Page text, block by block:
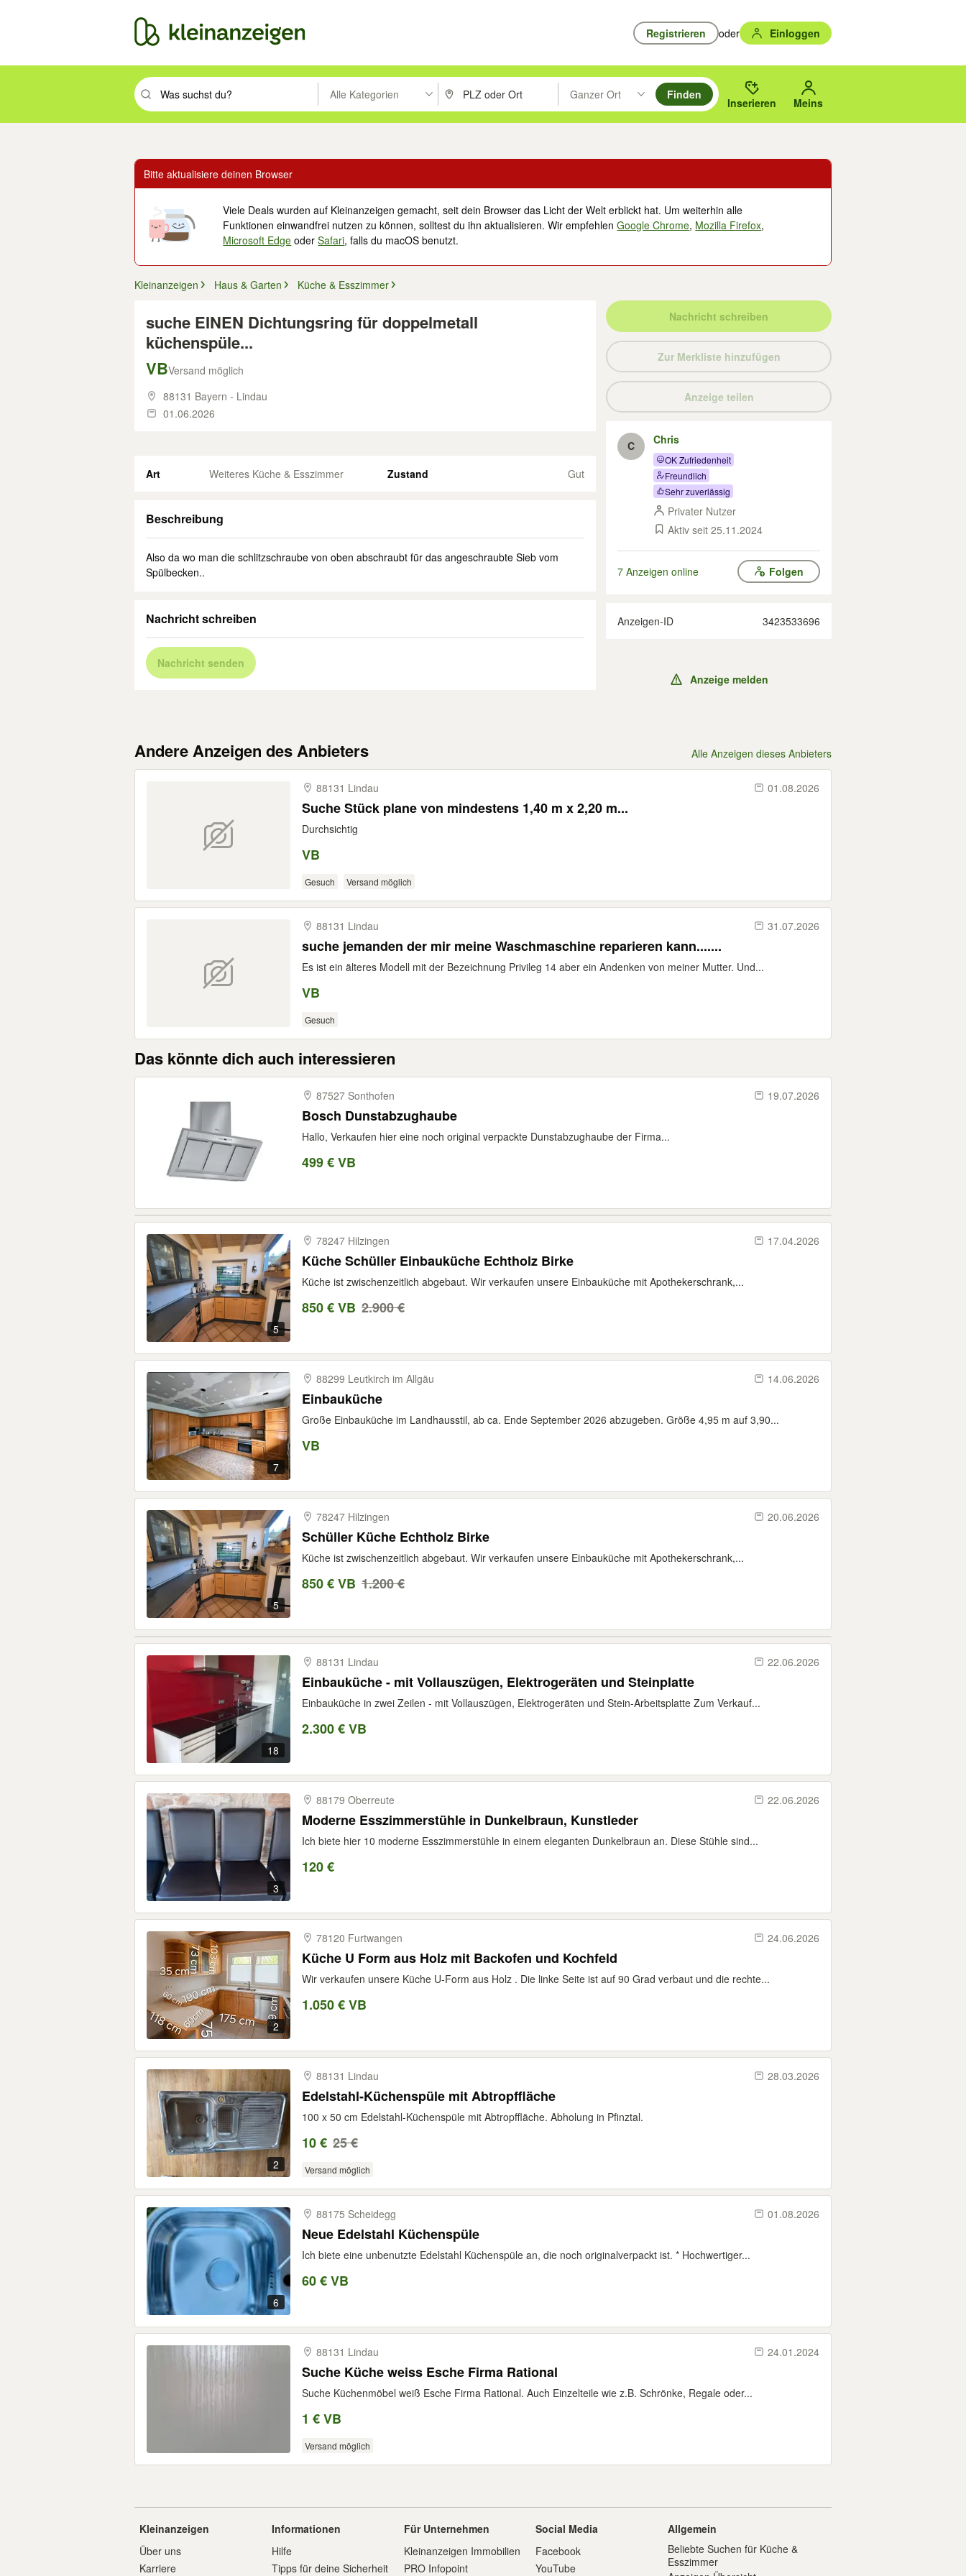
Registrieren oder Einloggen
Suchbegriff eingeben. Eingabetaste drücken um zu suchen, oder Vorschläge mit den Pfeiltasten nach oben/unten durchsuchen und mit Eingabetaste auswählen.
Alle Kategorien PLZ oder Ort eingeben. Eingabetaste drücken um zu suchen, oder Vorschläge mit den Pfeiltasten nach oben/
Ganzer Ort
Suche im Umkreis des gewählten Orts oder PLZ.
Finden
Inserieren Meins
Bitte aktualisiere deinen Browser
Viele Deals wurden auf Kleinanzeigen gemacht, seit dein Browser das Licht der Welt erblickt hat. Um weiterhin alle
Funktionen einwandfrei nutzen zu können, solltest du ihn aktualisieren. Wir empfehlenGoogle Chrome, Mozilla Firefox,
Microsoft Edge oderSafari, falls du macOS benutzt.
Kleinanzeigen Haus & Garten Küche & Esszimmer
suche EINEN Dichtungsring für doppelmetall
küchenspüle...
VBVersand möglich
88131 Bayern - Lindau
01.06.2026
Art Weiteres Küche & Esszimmer Zustand Gut
Beschreibung
Also da wo man die schlitzschraube von oben abschraubt für das angeschraubte Sieb vom
Spülbecken..
Nachricht schreiben
Nachricht senden
Nachricht schreiben
Zur Merkliste hinzufügen
Anzeige teilen
C Chris
OK Zufriedenheit
Freundlich
Sehr zuverlässig
Privater Nutzer
Aktiv seit 25.11.2024
7 Anzeigen online Folgen
Anzeigen-ID 3423533696
Anzeige melden
Andere Anzeigen des Anbieters Alle Anzeigen dieses Anbieters
88131 Lindau 01.08.2026
Suche Stück plane von mindestens 1,40 m x 2,20 m...
Durchsichtig
VB
Gesuch Versand möglich
88131 Lindau 31.07.2026
suche jemanden der mir meine Waschmaschine reparieren kann.......
Es ist ein älteres Modell mit der Bezeichnung Privileg 14 aber ein Andenken von meiner Mutter. Und...
VB
Gesuch
Das könnte dich auch interessieren
87527 Sonthofen 19.07.2026
Bosch Dunstabzughaube
Hallo, Verkaufen hier eine noch original verpackte Dunstabzughaube der Firma...
499 € VB
5
78247 Hilzingen 17.04.2026
Küche Schüller Einbauküche Echtholz Birke
Küche ist zwischenzeitlich abgebaut. Wir verkaufen unsere Einbauküche mit Apothekerschrank,...
850 € VB 2.900 €
7
88299 Leutkirch im Allgäu 14.06.2026
Einbauküche
Große Einbauküche im Landhausstil, ab ca. Ende September 2026 abzugeben. Größe 4,95 m auf 3,90...
VB
5
78247 Hilzingen 20.06.2026
Schüller Küche Echtholz Birke
Küche ist zwischenzeitlich abgebaut. Wir verkaufen unsere Einbauküche mit Apothekerschrank,...
850 € VB 1.200 €
18
88131 Lindau 22.06.2026
Einbauküche - mit Vollauszügen, Elektrogeräten und Steinplatte
Einbauküche in zwei Zeilen - mit Vollauszügen, Elektrogeräten und Stein-Arbeitsplatte Zum Verkauf...
2.300 € VB
3
88179 Oberreute 22.06.2026
Moderne Esszimmerstühle in Dunkelbraun, Kunstleder
Ich biete hier 10 moderne Esszimmerstühle in einem eleganten Dunkelbraun an. Diese Stühle sind...
120 €
2
78120 Furtwangen 24.06.2026
Küche U Form aus Holz mit Backofen und Kochfeld
Wir verkaufen unsere Küche U-Form aus Holz . Die linke Seite ist auf 90 Grad verbaut und die rechte...
1.050 € VB
2
88131 Lindau 28.03.2026
Edelstahl-Küchenspüle mit Abtropffläche
100 x 50 cm Edelstahl-Küchenspüle mit Abtropffläche. Abholung in Pfinztal.
10 € 25 €
Versand möglich
6
88175 Scheidegg 01.08.2026
Neue Edelstahl Küchenspüle
Ich biete eine unbenutzte Edelstahl Küchenspüle an, die noch originalverpackt ist. * Hochwertiger...
60 € VB
88131 Lindau 24.01.2024
Suche Küche weiss Esche Firma Rational
Suche Küchenmöbel weiß Esche Firma Rational. Auch Einzelteile wie z.B. Schrönke, Regale oder...
1 € VB
Versand möglich
Kleinanzeigen
Über uns
Karriere
Informationen
Hilfe
Tipps für deine Sicherheit
Für Unternehmen
Kleinanzeigen Immobilien
PRO Infopoint
Social Media
Facebook
YouTube
Allgemein
Beliebte Suchen für Küche &
Esszimmer